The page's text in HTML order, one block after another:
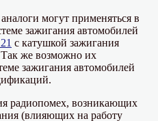
могут применяться в
зажигания автомобилей
с катушкой зажигания
же возможно их
зажигания автомобилей
радиопомех, возникающих
(влияющих на работу